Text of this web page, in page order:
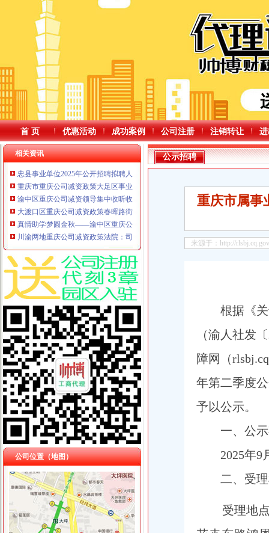
首 页 优惠活动 成功案例 公司注册 注销转让
相关资讯
忠县事业单位2025年公开招聘拟聘人员公示（第四批）
重庆市重庆公司减资政策大足区事业单位2025年公开招聘拟聘人员公示（第七
渝中区重庆公司减资领导集中收听收看纪念中国人民抗日战争暨世界反法西斯
大渡口区重庆公司减资政策春晖路街道2025年9月特困人员生活费发放名册
真情助学梦圆金秋——渝中区重庆公司减资政策菜园坝街道总工会开展金秋助
川渝两地重庆公司减资政策法院：司法协作“一盘棋”化解跨区域案件更高效
公司位置（地图）
公示招聘
重庆市属事
来源于：http://
根据 《
（渝人社发〔
障网（
年第二季度
予以公示。
一、公
2025年9
二、受
受理地